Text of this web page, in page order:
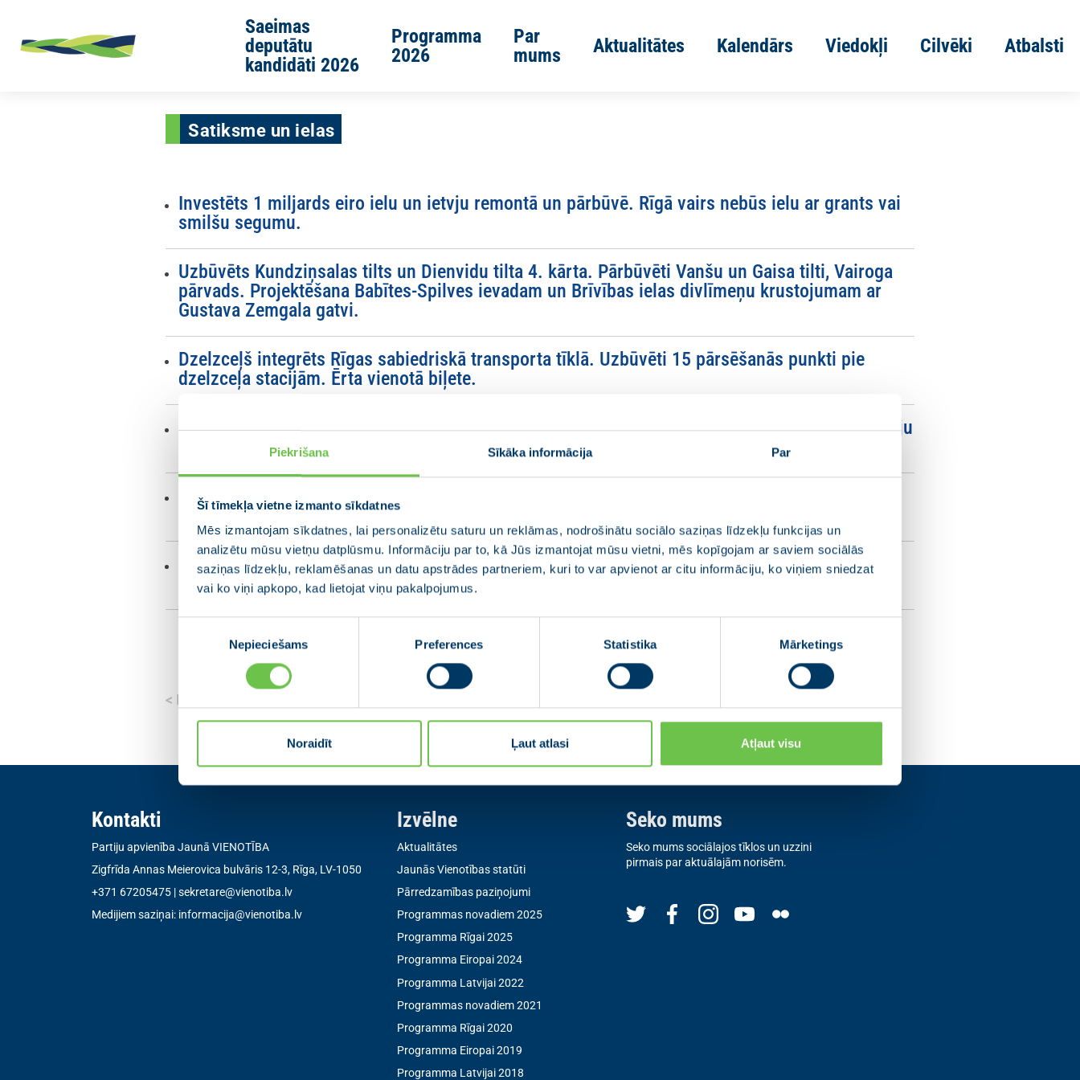
Piekrišana Sīkāka informācija Par
Šī tīmekļa vietne izmanto sīkdatnes
Mēs izmantojam sīkdatnes, lai personalizētu saturu un reklāmas, nodrošinātu sociālo saziņas līdzekļu funkcijas un
analizētu mūsu vietņu datplūsmu. Informāciju par to, kā Jūs izmantojat mūsu vietni, mēs kopīgojam ar saviem sociālās
saziņas līdzekļu, reklamēšanas un datu apstrādes partneriem, kuri to var apvienot ar citu informāciju, ko viņiem sniedzat
vai ko viņi apkopo, kad lietojat viņu pakalpojumus.
Nepieciešams Preferences Statistika Mārketings
Noraidīt Ļaut atlasi Atļaut visu
Saeimas
deputātu
kandidāti 2026
Programma
2026
Par
mums
Aktualitātes Kalendārs Viedokļi Cilvēki Atbalsti
Satiksme un ielas
Investēts 1 miljards eiro ielu un ietvju remontā un pārbūvē. Rīgā vairs nebūs ielu ar grants vai
smilšu segumu.
Uzbūvēts Kundziņsalas tilts un Dienvidu tilta 4. kārta. Pārbūvēti Vanšu un Gaisa tilti, Vairoga
pārvads. Projektēšana Babītes-Spilves ievadam un Brīvības ielas divlīmeņu krustojumam ar
Gustava Zemgala gatvi.
Dzelzceļš integrēts Rīgas sabiedriskā transporta tīklā. Uzbūvēti 15 pārsēšanās punkti pie
dzelzceļa stacijām. Ērta vienotā biļete.
Drošībai ielās, prioritāri pie skolām un medicīnas iestādēm, mierināta satiksme, ierīkotas gājēju
pārejas un no autosatiksmes nodalīti veloceļi.
Sabiedriskais transports ātrāks un ērtāks, ieviesti jauni maršruti un tie atjaunoti naktīs.
Izbūvēta metrobusa līnija uz Dreiliņiem.
Diferencēta maksa “Rīgas satiksmes” autostāvvietām, saglabājot esošo cenu rīdziniekiem, bet
paaugstinot to citiem, iegūtos līdzekļus novirzot jaunu zemās grīdas tramvaju iegādei.
< Iepriekšējais
Kontakti
Partiju apvienība Jaunā VIENOTĪBA
Zigfrīda Annas Meierovica bulvāris 12-3, Rīga, LV-1050
+371 67205475 |sekretare@vienotiba.lv
Medijiem saziņai: informacija@vienotiba.lv
Izvēlne
Aktualitātes
Jaunās Vienotības statūti
Pārredzamības paziņojumi
Programmas novadiem 2025
Programma Rīgai 2025
Programma Eiropai 2024
Programma Latvijai 2022
Programmas novadiem 2021
Programma Rīgai 2020
Programma Eiropai 2019
Programma Latvijai 2018
Seko mums
Seko mums sociālajos tīklos un uzzini
pirmais par aktuālajām norisēm.